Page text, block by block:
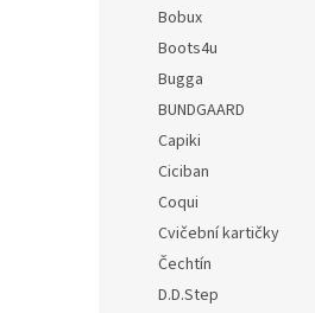
Bobux
Boots4u
Bugga
BUNDGAARD
Capiki
Ciciban
Coqui
Cvičební kartičky
Čechtín
D.D.Step